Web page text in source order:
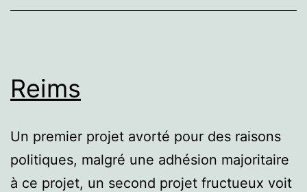
Reims
Un premier projet avorté pour des raisons
politiques, malgré une adhésion majoritaire
à ce projet, un second projet fructueux voit